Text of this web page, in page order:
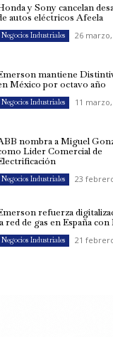
y Sony cancelan
autos eléctricos Afeela
Negocios Industriales 26 marzo,
mantiene
México por octavo año
Negocios Industriales 11
nombra a Miguel
Líder Comercial de
Negocios Industriales 23
refuerza
red de gas en España con
Negocios Industriales 21